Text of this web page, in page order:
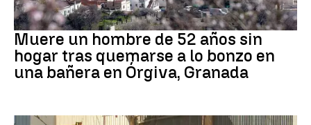
andalucía
Muere un hombre de 52 años sin
hogar tras quemarse a lo bonzo en
una bañera en Órgiva, Granada